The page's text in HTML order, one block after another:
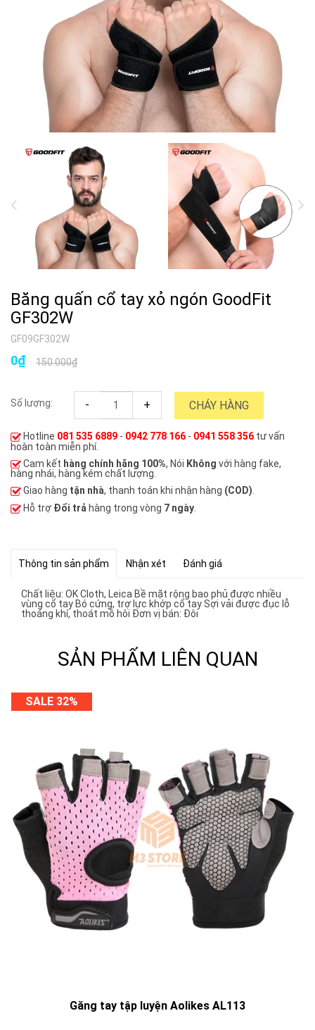
Băng quấn cổ tay xỏ ngón GoodFit
GF302W
GF09GF302W
150.000₫
0₫
Số lượng: - + CHÁY HÀNG
Hotline 081 535 6889 - 0942 778 166 - 0941 558 356 tư vấn
hoàn toàn miễn phí.
Cam kết hàng chính hãng 100%, Nói Không với hàng fake,
hàng nhái, hàng kém chất lượng.
Giao hàng tận nhà, thanh toán khi nhận hàng (COD).
Hỗ trợ Đổi trả hàng trong vòng 7 ngày
Thông tin sản phẩm Nhận xét Đánh giá
Chất liệu: OK Cloth, Leica Bề mặt rộng bao phủ được nhiều
vùng cổ tay Bó cứng, trợ lực khớp cổ tay Sợi vải được đục lỗ
thoáng khí, thoát mồ hôi Đơn vị bán: Đôi
SẢN PHẨM LIÊN QUAN
SALE 32%
Găng tay tập luyện Aolikes AL113